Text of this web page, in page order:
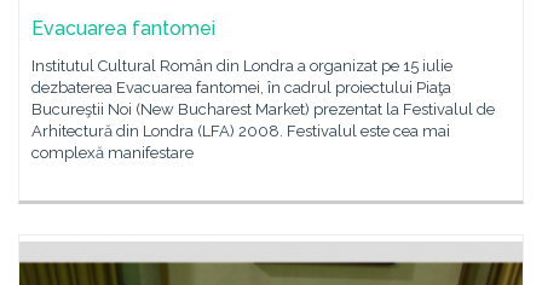
Evacuarea fantomei
Institutul Cultural Român din Londra a organizat pe 15 iulie
dezbaterea Evacuarea fantomei, în cadrul proiectului Piaţa
Bucureştii Noi (New Bucharest Market) prezentat la Festivalul de
Arhitectură din Londra (LFA) 2008. Festivalul este cea mai
complexă manifestare